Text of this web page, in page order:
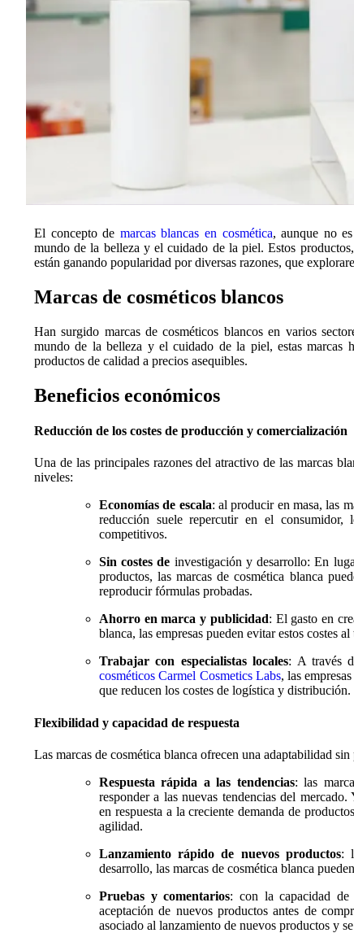
El concepto de marcas blancas en cosmética, aunque no
mundo de la belleza y el cuidado de la piel. Estos
están ganando popularidad por diversas razones, que
Marcas de cosméticos blancos
Han surgido marcas de cosméticos blancos en varios
mundo de la belleza y el cuidado de la piel, estas marcas
productos de calidad a precios asequibles.
Beneficios económicos
Reducción de los costes de producción y comercialización
Una de las principales razones del atractivo de las marcas
niveles:
Economías de escala: al producir en masa, las
reducción suele repercutir en el
competitivos.
Sin costes de investigación y desarrollo: En
productos, las marcas de cosmética blanca
reproducir fórmulas probadas.
Ahorro en marca y publicidad: El gasto en
blanca, las empresas pueden evitar estos costes
Trabajar con especialistas locales: A través
cosméticos Carmel Cosmetics Labs, las
que reducen los costes de logística y distribución.
Flexibilidad y capacidad de respuesta
Las marcas de cosmética blanca ofrecen una adaptabilidad
Respuesta rápida a las tendencias: las
responder a las nuevas tendencias del mercado.
en respuesta a la creciente demanda de
agilidad.
Lanzamiento rápido de nuevos productos:
desarrollo, las marcas de cosmética blanca
Pruebas y comentarios: con la capacidad de
aceptación de nuevos productos antes de
asociado al lanzamiento de nuevos productos y